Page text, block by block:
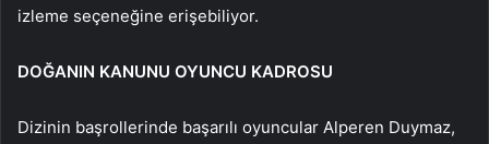
izleme seçeneğine erişebiliyor.
DOĞANIN KANUNU OYUNCU KADROSU
Dizinin başrollerinde başarılı oyuncular Alperen Duymaz,